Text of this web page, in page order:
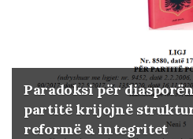
Paradoksi për
partitë krijojnë
reformë & integritet